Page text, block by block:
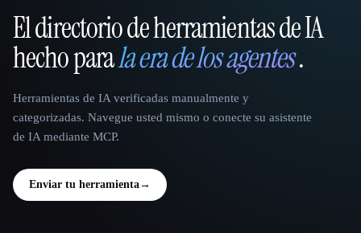
That AI Collection
El directorio de herramientas de IA
hecho parala era de los agentes.
Herramientas de IA verificadas manualmente y
categorizadas. Navegue usted mismo o conecte su asistente
de IA mediante MCP.
Enviar tu herramienta→